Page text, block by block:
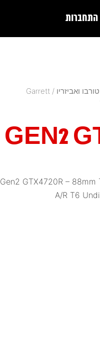
התחברות
טורבו ואביזריו /
Garrett
GEN2
Gen2 GTX4720R – 88mm
A/R T6